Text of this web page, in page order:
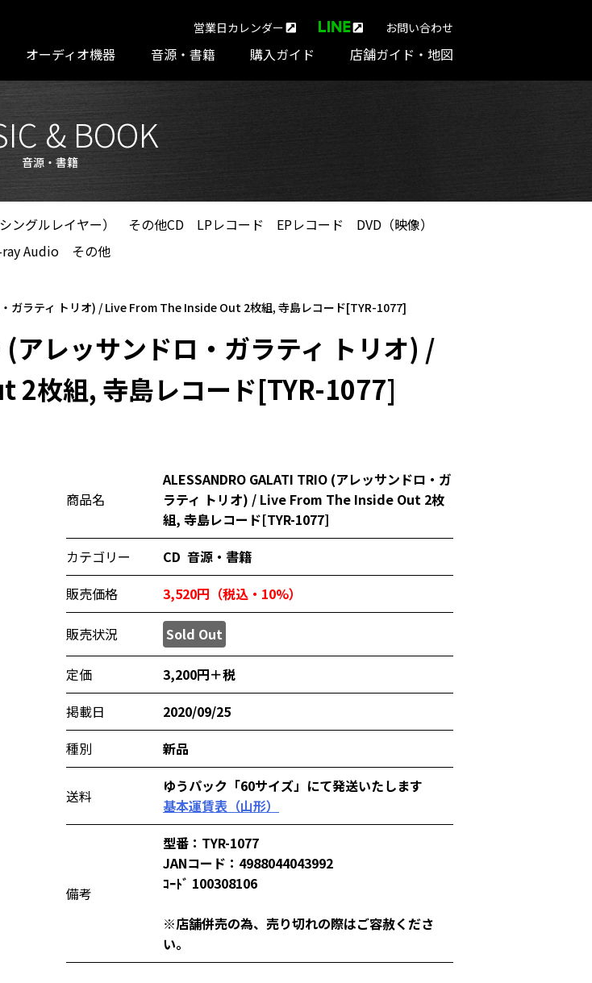
オーディオ機器 音源・書籍 購入ガイド 店舗ガイド・地図
営業日カレンダー お問い合わせ
& BOOK
音源・書籍
ングルレイヤー） その他CD LPレコード EPレコード
DVD（映像）
Audio
その他
ガラティ トリオ) / Live From The Inside Out 2枚組, 寺島レコード[TYR-1077]
アレッサンドロ・ガラティ トリオ) /
2枚組, 寺島レコード[TYR-1077]
商品名
ALESSANDRO GALATI TRIO (アレッサンドロ・ガ
ラティ トリオ) / Live From The Inside Out 2枚
組, 寺島レコード[TYR-1077]
カテゴリー
CD 音源・書籍
販売価格
3,520円（税込・10%）
販売状況 Sold Out
定価
3,200円＋税
掲載日
2020/09/25
種別
新品
送料
ゆうパック「60サイズ」にて発送いたします
基本運賃表（山形）
備考
型番：TYR-1077
JANコード：4988044043992
ｺｰﾄﾞ 100308106
※店舗併売の為、売り切れの際はご容赦くださ
い。